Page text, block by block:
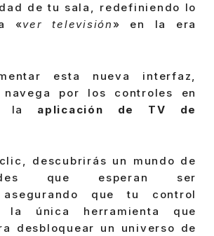
de tu sala, redefiniendo lo
«ver televisión» en la era
esta nueva interfaz,
navega por los controles en
la
aplicación de TV de
descubrirás un mundo de
que esperan ser
asegurando que tu control
la única herramienta que
desbloquear un universo de